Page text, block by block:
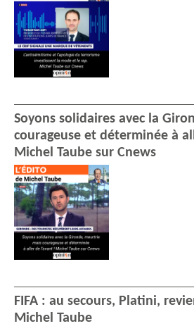
Soyons solidaires avec la
courageuse et déterminée à
Michel Taube sur Cnews
FIFA : au secours, Platini,
Michel Taube